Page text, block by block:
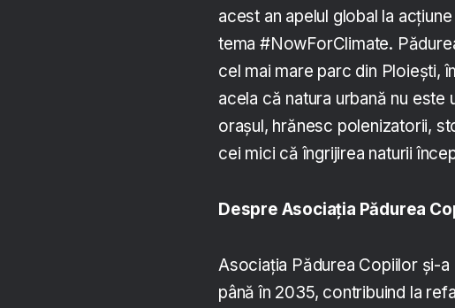
acest an apelul global la
tema #NowForClimate.
cel mai mare parc din Ploiești,
acela că natura urbană nu
orașul, hrănesc polenizatorii,
cei mici că îngrijirea naturii
Despre Asociația Pădurea
Asociația Pădurea Copiilor și-
până în 2035, contribuind la